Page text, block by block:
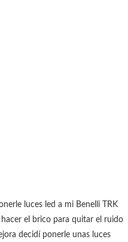
luces led a mi Benelli TRK
el brico para quitar el ruido
decidí ponerle unas luces